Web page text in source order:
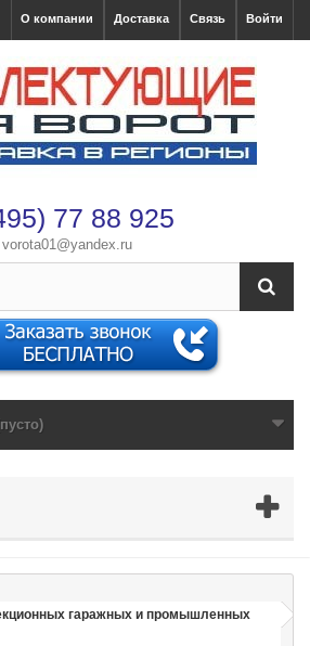
Войти
Связь
Доставка
О компании
77 88 925
vorota01@yandex.ru
гаражных и промышленных
с вами свяжется менеджер